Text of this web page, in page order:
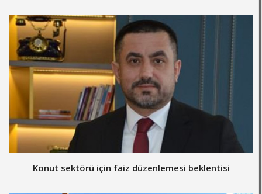
Konut sektörü için faiz düzenlemesi beklentisi